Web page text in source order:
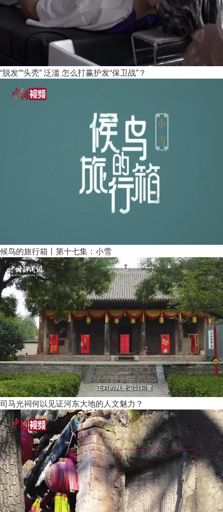
“脱发”“头秃” 泛滥 怎么打赢护发“保卫战”？
候鸟的旅行箱丨第十七集：小雪
司马光祠何以见证河东大地的人文魅力？